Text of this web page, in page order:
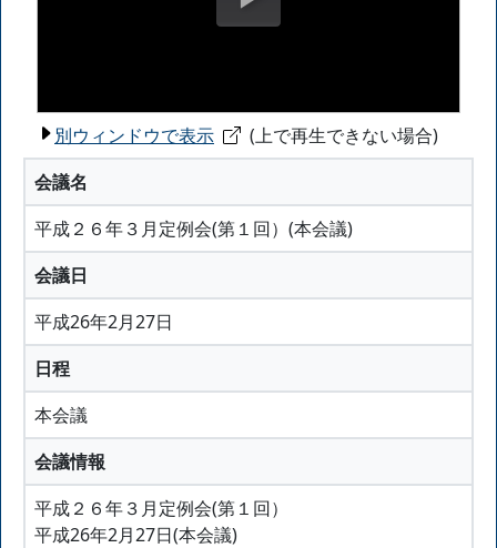
別ウィンドウで表示
(上で再生できない場合)
会議名
平成２６年３月定例会(第１回）(本会議)
会議日
平成26年2月27日
日程
本会議
会議情報
平成２６年３月定例会(第１回）
平成26年2月27日(本会議)